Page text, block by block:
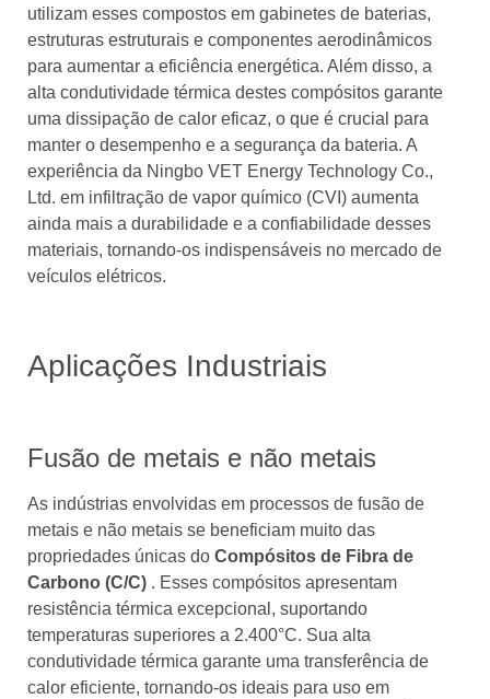
utilizam esses compostos em gabinetes de baterias,
estruturas estruturais e componentes aerodinâmicos
para aumentar a eficiência energética. Além disso, a
alta condutividade térmica destes compósitos garante
uma dissipação de calor eficaz, o que é crucial para
manter o desempenho e a segurança da bateria. A
experiência da Ningbo VET Energy Technology Co.,
Ltd. em infiltração de vapor químico (CVI) aumenta
ainda mais a durabilidade e a confiabilidade desses
materiais, tornando-os indispensáveis ​​no mercado de
veículos elétricos.
Aplicações Industriais
Fusão de metais e não metais
As indústrias envolvidas em processos de fusão de
metais e não metais se beneficiam muito das
propriedades únicas do Compósitos de Fibra de
Carbono (C/C) . Esses compósitos apresentam
resistência térmica excepcional, suportando
temperaturas superiores a 2.400°C. Sua alta
condutividade térmica garante uma transferência de
calor eficiente, tornando-os ideais para uso em